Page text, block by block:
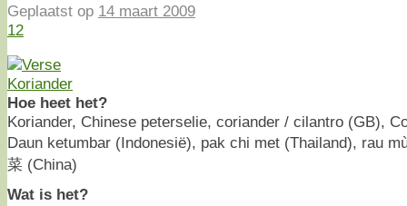
Geplaatst op 14 maart 2009
12
Hoe heet het?
Koriander, Chinese peterselie, coriander / cilantro (GB),
Daun ketumbar (Indonesië), pak chi met (Thailand), rau
菜 (China)
Wat is het?